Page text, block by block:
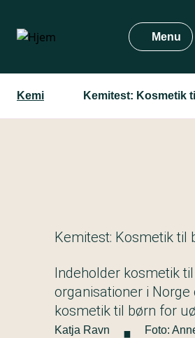
hovedindhold
Menu
Kemi Kemitest: Kosmetik
Kemitest: Kosmetik til
Indeholder kosmetik
organisationer i
kosmetik til børn for
Katja Ravn Foto: